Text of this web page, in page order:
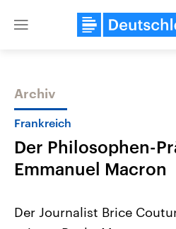
Close
Themen
Archiv
Frankreich
Der Philosophen-
Emmanuel Macron
Der Journalist Brice